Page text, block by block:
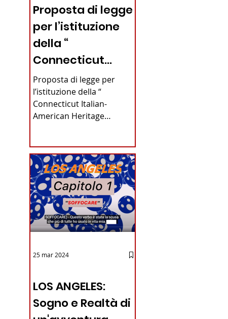
Proposta di legge
per l’istituzione
della “
Connecticut
Italian-American
Heritage
Commission”
Connecticut
Proposta di legge per
l’istituzione della “
Connecticut Italian-
American Heritage
Alfonso...
LOS ANGELES:
Sogno e Realtà di
25 mar 2024